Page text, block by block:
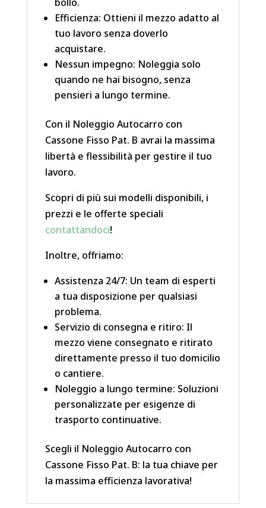
Efficienza: Ottieni il mezzo adatto al
tuo lavoro senza doverlo
acquistare.
Nessun impegno: Noleggia solo
quando ne hai bisogno, senza
pensieri a lungo termine.
Con il Noleggio Autocarro con
Cassone Fisso Pat. B avrai la massima
libertà e flessibilità per gestire il tuo
lavoro.
Scopri di più sui modelli disponibili, i
prezzi e le offerte speciali
contattandoci!
Inoltre, offriamo:
Assistenza 24/7: Un team di esperti
a tua disposizione per qualsiasi
problema.
Servizio di consegna e ritiro: Il
mezzo viene consegnato e ritirato
direttamente presso il tuo domicilio
o cantiere.
Noleggio a lungo termine: Soluzioni
personalizzate per esigenze di
trasporto continuative.
Scegli il Noleggio Autocarro con
Cassone Fisso Pat. B: la tua chiave per
la massima efficienza lavorativa!